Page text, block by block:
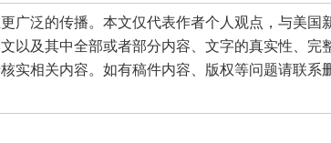
泛的传播。本文仅代表作者个人观点，与美国
以及其中全部或者部分内容、文字的真实性、完
实相关内容。如有稿件内容、版权等问题请联系